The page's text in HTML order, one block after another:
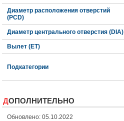
Диаметр расположения отверстий
(PCD)
Диаметр центрального отверстия (DIA)
Вылет (ET)
Подкатегории
ДОПОЛНИТЕЛЬНО
Обновлено: 05.10.2022